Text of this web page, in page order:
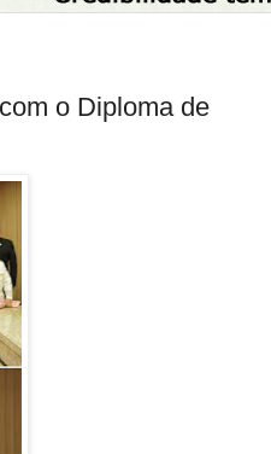
o Diploma de